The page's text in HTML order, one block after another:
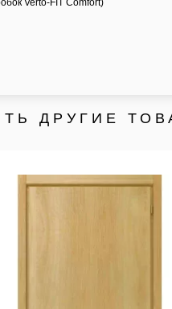
Verto-FIT Comfort)
ДРУГИЕ